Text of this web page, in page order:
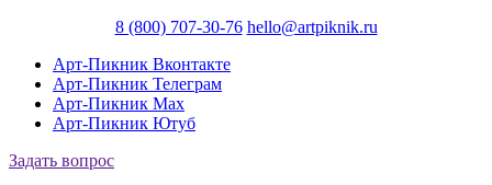
8 (800) 707-30-76 hello@artpiknik.ru
Арт-Пикник Вконтакте
Арт-Пикник Телеграм
Арт-Пикник Max
Арт-Пикник Ютуб
Задать вопрос